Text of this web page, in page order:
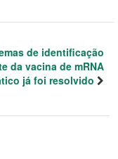
de identificação
da vacina de mRNA
já foi resolvido